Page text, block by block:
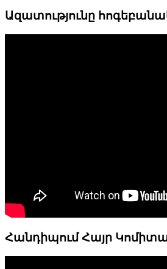
Ազատությունը
Հանդիպում Հայր